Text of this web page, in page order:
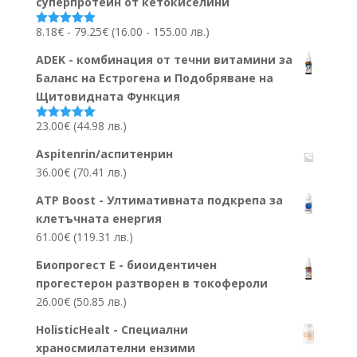
Оценено на
8.18€ - 79.25€Ценови
8.18€
до
79.25€
(16.00 - 155.00 лв.)
ADEK - комбинация от течни витамини за
Баланс на Естрогена и Подобряване на
Щитовидната Функция
Оценено на
23.00€ (44.98 лв.)
Aspitenrin/аспитенрин
36.00€ (70.41 лв.)
ATP Boost - Ултимативната подкрепа за
клетъчната енергия
61.00€ (119.31 лв.)
Биопрогест Е - биоидентичен
прогестерон разтворен в токофероли
26.00€ (50.85 лв.)
HolisticHealt - Специални
храносмилателни ензими